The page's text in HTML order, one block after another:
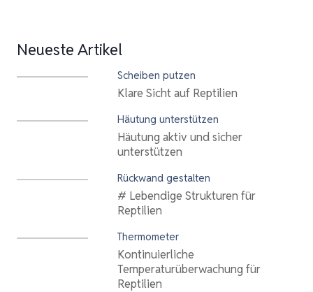
Neueste Artikel
Scheiben putzen
Klare Sicht auf Reptilien
Häutung unterstützen
Häutung aktiv und sicher
unterstützen
Rückwand gestalten
# Lebendige Strukturen für
Reptilien
Thermometer
Kontinuierliche
Temperaturüberwachung für
Reptilien